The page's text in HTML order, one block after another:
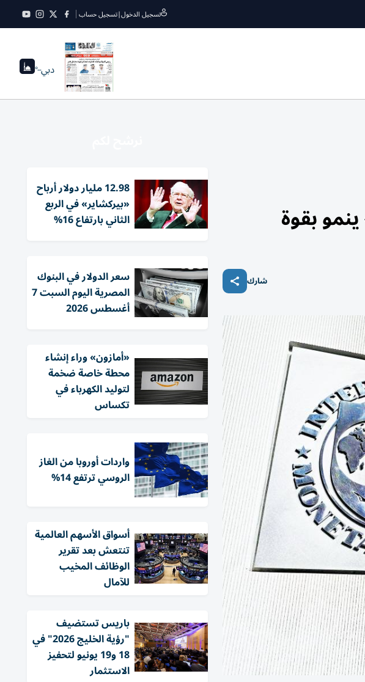
تسجيل الدخول|تسجيل حساب
دبي--°
بقوة
شارك
12.98 مليار دولار أرباح
«بيركشاير» في الربع
الثاني بارتفاع 16%
سعر الدولار في البنوك
المصرية اليوم السبت 7
أغسطس 2026
«أمازون» وراء إنشاء
محطة خاصة ضخمة
لتوليد الكهرباء في
تكساس
واردات أوروبا من الغاز
الروسي ترتفع 14%
أسواق الأسهم العالمية
تنتعش بعد تقرير
الوظائف المخيب
للآمال
باريس تستضيف
"رؤية الخليج 2026" في
18 و19 يونيو لتحفيز
الاستثمار